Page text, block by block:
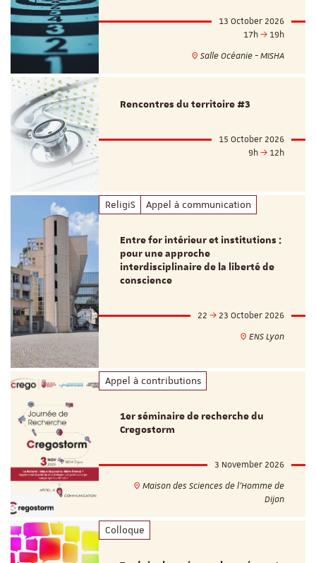
13 October 2026
17h
19h
Salle Océanie - MISHA
Rencontres du territoire #3
15 October 2026
9h
12h
ReligiS Appel à communication
Entre for intérieur et institutions :
pour une approche
interdisciplinaire de la liberté de
conscience
22
23 October 2026
ENS Lyon
Appel à contributions
1er séminaire de recherche du
Cregostorm
3 November 2026
Maison des Sciences de l'Homme de
Dijon
Colloque